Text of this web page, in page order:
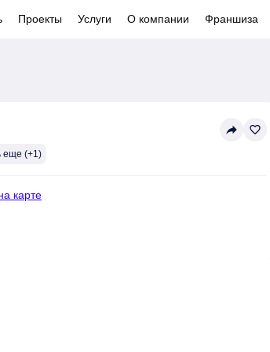
Проекты Услуги О компании Франшиза
еще (+1)
reply favorite_border
карте